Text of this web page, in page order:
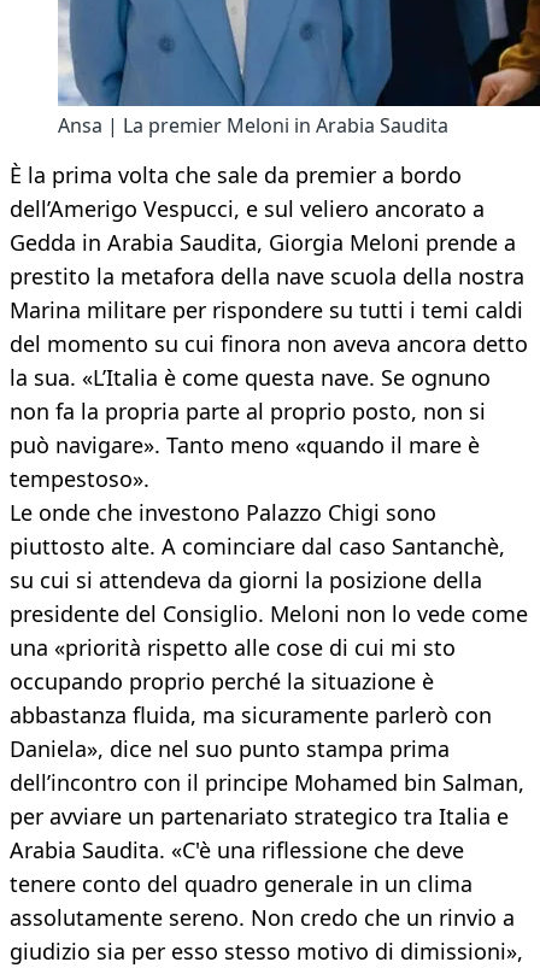
Ansa | La premier Meloni in Arabia Saudita
È la prima volta che sale da premier a bordo
dell’Amerigo Vespucci, e sul veliero ancorato a
Gedda in Arabia Saudita, Giorgia Meloni prende a
prestito la metafora della nave scuola della nostra
Marina militare per rispondere su tutti i temi caldi
del momento su cui finora non aveva ancora detto
la sua. «L’Italia è come questa nave. Se ognuno
non fa la propria parte al proprio posto, non si
può navigare». Tanto meno «quando il mare è
tempestoso».
Le onde che investono Palazzo Chigi sono
piuttosto alte. A cominciare dal caso Santanchè,
su cui si attendeva da giorni la posizione della
presidente del Consiglio. Meloni non lo vede come
una «priorità rispetto alle cose di cui mi sto
occupando proprio perché la situazione è
abbastanza fluida, ma sicuramente parlerò con
Daniela», dice nel suo punto stampa prima
dell’incontro con il principe Mohamed bin Salman,
per avviare un partenariato strategico tra Italia e
Arabia Saudita. «C'è una riflessione che deve
tenere conto del quadro generale in un clima
assolutamente sereno. Non credo che un rinvio a
giudizio sia per esso stesso motivo di dimissioni»,